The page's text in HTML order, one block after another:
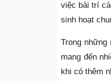
việc bài trí
sinh hoạt
Trong
mang đến
khi có thêm